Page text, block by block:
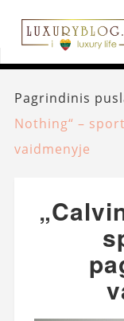
Pagrindinis
Nothing“ –
vaidmenyje